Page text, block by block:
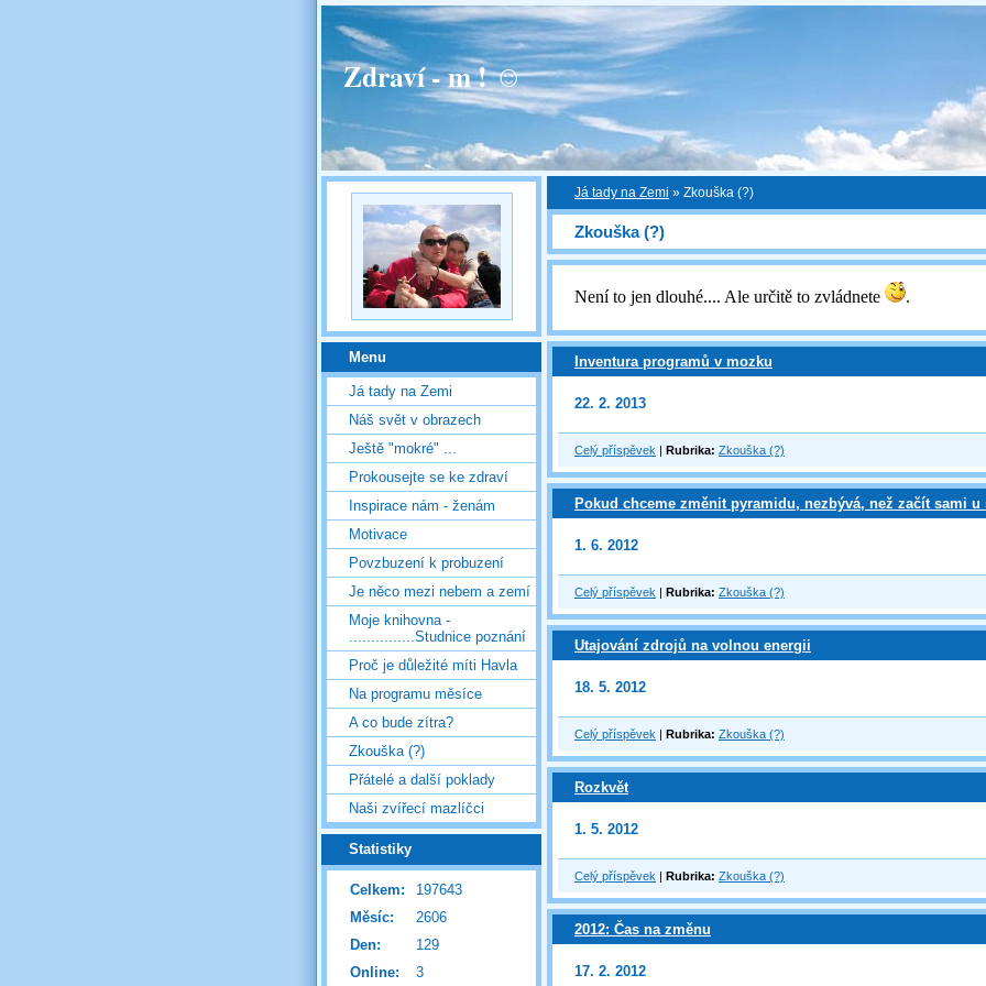
Zdraví - m ! ☺
Já tady na Zemi » Zkouška (?)
Zkouška (?)
Není to jen dlouhé.... Ale určitě to zvládnete .
Inventura programů v mozku
22. 2. 2013
Celý příspěvek | Rubrika: Zkouška (?)
Pokud chceme změnit pyramidu, nezbývá, než začít sami u
1. 6. 2012
Celý příspěvek | Rubrika: Zkouška (?)
Utajování zdrojů na volnou energii
18. 5. 2012
Celý příspěvek | Rubrika: Zkouška (?)
Rozkvět
1. 5. 2012
Celý příspěvek | Rubrika: Zkouška (?)
2012: Čas na změnu
17. 2. 2012
Menu
Já tady na Zemi
Náš svět v obrazech
Ještě "mokré" ...
Prokousejte se ke zdraví
Inspirace nám - ženám
Motivace
Povzbuzení k probuzení
Je něco mezi nebem a zemí
Moje knihovna -
...............Studnice poznání
Proč je důležité míti Havla
Na programu měsíce
A co bude zítra?
Zkouška (?)
Přátelé a další poklady
Naši zvířecí mazlíčci
Statistiky
Online: 3
Celkem:
197643
Měsíc:
2606
Den:
129